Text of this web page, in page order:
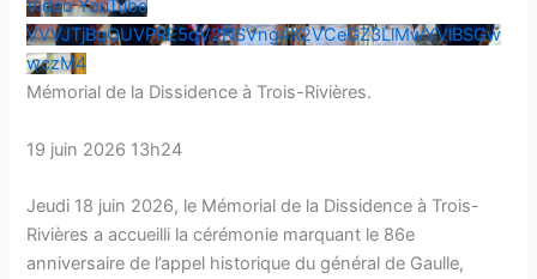
Vidéo YouTube
VVVJTjBqOUVPRE5qV2NSVng4X2VCeGZ3LlMwYVlBSGw
wczM4
Mémorial de la Dissidence à Trois-Rivières.
19 juin 2026 13h24
Jeudi 18 juin 2026, le Mémorial de la Dissidence à Trois-
Rivières a accueilli la cérémonie marquant le 86e
anniversaire de l’appel historique du général de Gaulle,